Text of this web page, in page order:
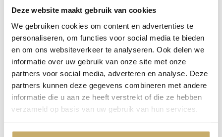
Deze website maakt gebruik van cookies
We gebruiken cookies om content en advertenties te
personaliseren, om functies voor social media te bieden
en om ons websiteverkeer te analyseren. Ook delen we
informatie over uw gebruik van onze site met onze
partners voor social media, adverteren en analyse. Deze
partners kunnen deze gegevens combineren met andere
informatie die u aan ze heeft verstrekt of die ze hebben
verzameld op basis van uw gebruik van hun services.
geadviseerd en in kaart gebracht wat onze huidige CO2-uitstoot
is, een soort nulmeting. Dit voorzag ons van inzicht maar bood
ons ook een concreet stappenplan welke energiebesparende
footprint te reduceren. Inmiddels hebben ook wij onze ambitie
geformuleerd voor een duurzamer kantoor; klimaatneutraal
vanaf 2023. Beginnende om fors te investeren in zoveel mogelijk
energiebesparende maatregelen om daarna het restant te
compenseren. In januari 2023 staat een ingrijpende verbouwing
gepland van ons kantoor, waarbij verduurzaming een belangrijk
thema is.